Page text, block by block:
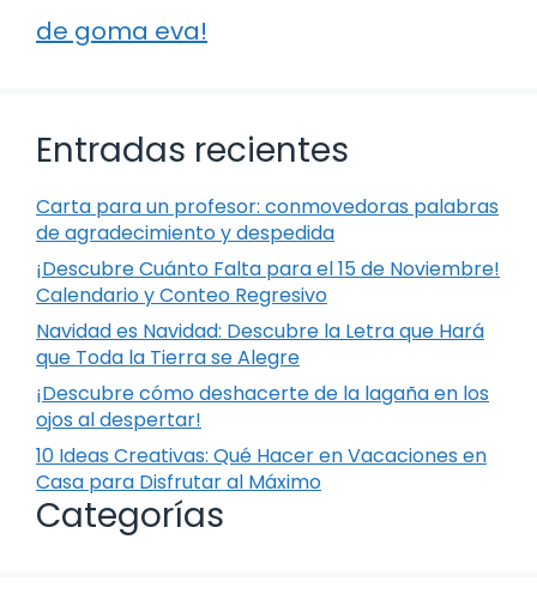
de goma eva!
Entradas recientes
Carta para un profesor: conmovedoras palabras
de agradecimiento y despedida
¡Descubre Cuánto Falta para el 15 de Noviembre!
Calendario y Conteo Regresivo
Navidad es Navidad: Descubre la Letra que Hará
que Toda la Tierra se Alegre
¡Descubre cómo deshacerte de la lagaña en los
ojos al despertar!
10 Ideas Creativas: Qué Hacer en Vacaciones en
Casa para Disfrutar al Máximo
Categorías